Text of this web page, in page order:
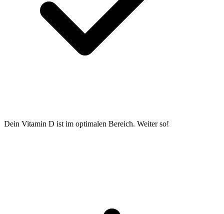
Dein Vitamin D ist im optimalen Bereich. Weiter so!